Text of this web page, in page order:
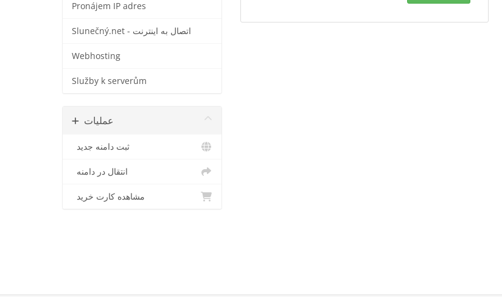
Pronájem IP adres
Slunečný.net - اتصال به اینترنت
Webhosting
Služby k serverům
عملیات
ثبت دامنه جدید
انتقال در دامنه
مشاهده کارت خرید